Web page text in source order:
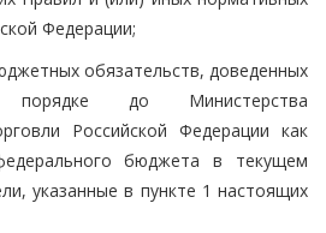
Федерации;
обязательств, доведенных
порядке до Министерства
Российской Федерации как
бюджета в текущем
указанные в пункте 1 настоящих